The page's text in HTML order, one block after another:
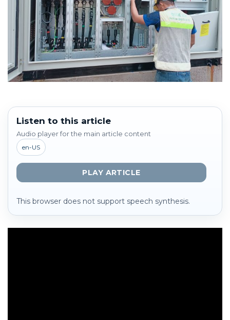
Listen to this article
Audio player for the main article content
en-US
PLAY ARTICLE
This browser does not support speech synthesis.